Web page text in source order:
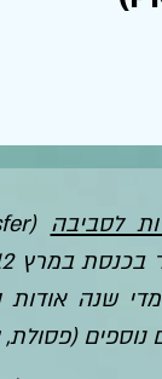
לסביבה
נוספים